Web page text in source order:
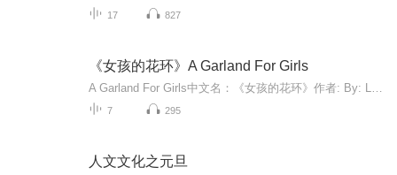
17 827
《女孩的花环》A Garland For Girls
7 295
人文文化之元旦